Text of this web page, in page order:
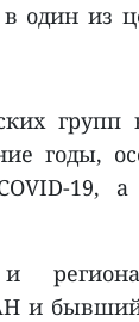
один из
групп
годы,
19,
и